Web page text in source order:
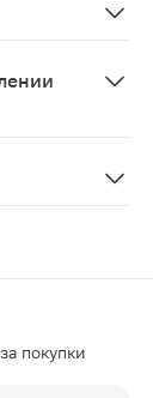
покупки